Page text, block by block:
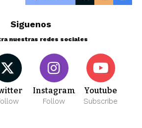
Siguenos
nuestras redes sociales
Instagram
Follow
Youtube
Subscribe